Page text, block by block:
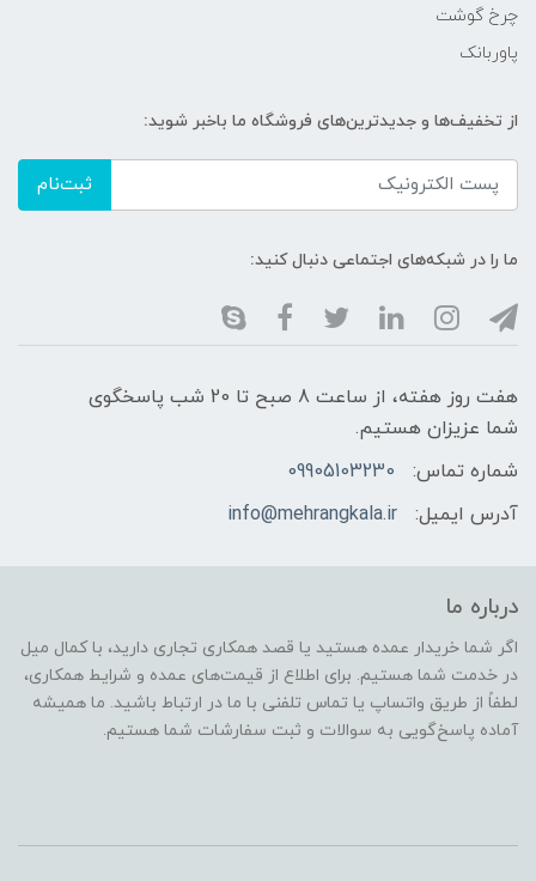
چرخ گوشت
پاوربانک
از تخفیف‌ها و جدیدترین‌های فروشگاه ما باخبر شوید:
ثبت‌نام
ما را در شبکه‌های اجتماعی دنبال کنید:
هفت روز هفته، از ساعت 8 صبح تا 20 شب پاسخگوی
شما عزیزان هستیم.
شماره تماس:
09905103230
آدرس ایمیل:
info@mehrangkala.ir
درباره ما
اگر شما خریدار عمده هستید یا قصد همکاری تجاری دارید، با کمال میل
در خدمت شما هستیم. برای اطلاع از قیمت‌های عمده و شرایط همکاری،
لطفاً از طریق واتساپ یا تماس تلفنی با ما در ارتباط باشید. ما همیشه
آماده پاسخ‌گویی به سوالات و ثبت سفارشات شما هستیم.